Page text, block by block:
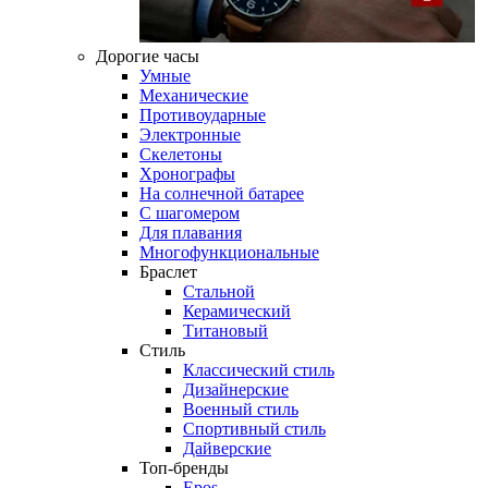
Дорогие часы
Умные
Механические
Противоударные
Электронные
Скелетоны
Хронографы
На солнечной батарее
С шагомером
Для плавания
Многофункциональные
Браслет
Стальной
Керамический
Титановый
Стиль
Классический стиль
Дизайнерские
Военный стиль
Спортивный стиль
Дайверские
Топ-бренды